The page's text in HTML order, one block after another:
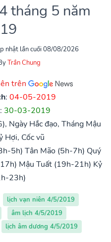
tháng 5 năm
nhật lần cuối 08/08/2026
Trần Chung
trên
: 04-05-2019
: 30-03-2019
Ngày Hắc đạo, Tháng Mậu
Hợi, Cốc vũ
5h) Tân Mão (5h-7h) Quý
Mậu Tuất (19h-21h) Kỷ
23h)
lịch vạn niên 4/5/2019
âm lịch 4/5/2019
lịch âm dương 4/5/2019